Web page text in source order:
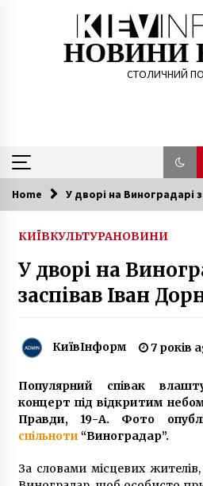
НОВИНИ
СТОЛИЧНИЙ
Читають зараз
10 років ago
6 років ago
МОЗ відкриє
українців
5 років ago
На Грушевського
меморіал киянам,
Home У дворі на Виноградарі
КИЇВКУЛЬТУРАНОВИНИ
У дворі на
заспівав Іван
КиївІнформ 7 років
Популярний співак
концерт під відкритим
Правди, 19-А. Фото
спільноти “Виноградар”.
За словами місцевих